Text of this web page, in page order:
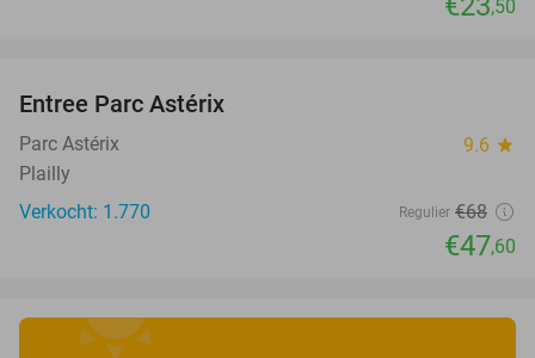
,50
Entree Parc Astérix
Parc Astérix 9.6 star
Plailly
Verkocht: 1.770
Regulier €68
€47,60